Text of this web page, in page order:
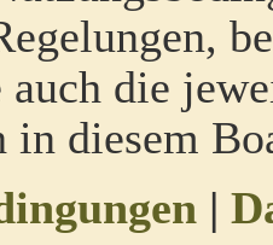
auch die
in diesem
|